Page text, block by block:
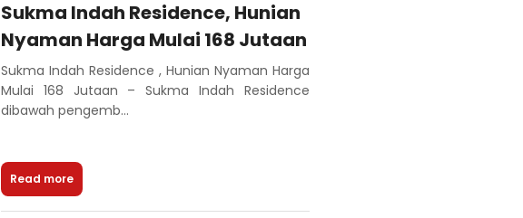
Sukma Indah Residence, Hunian
Nyaman Harga Mulai 168 Jutaan
Sukma Indah Residence , Hunian Nyaman Harga
Mulai 168 Jutaan – Sukma Indah Residence
dibawah pengemb...
Read more